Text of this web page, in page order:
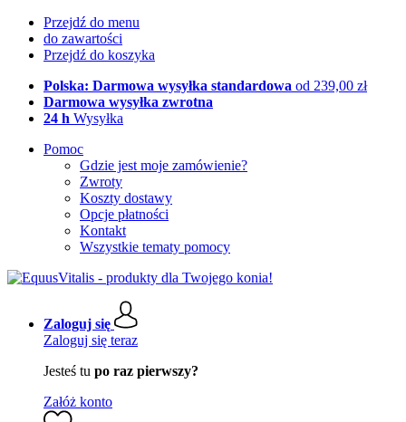
Przejdź do menu
do zawartości
Przejdź do koszyka
Polska: Darmowa wysyłka standardowa od 239,00 zł
Darmowa wysyłka zwrotna
24 h Wysyłka
Pomoc
Gdzie jest moje zamówienie?
Zwroty
Koszty dostawy
Opcje płatności
Kontakt
Wszystkie tematy pomocy
Zaloguj się
Zaloguj się teraz
Jesteś tu po raz pierwszy?
Załóż konto